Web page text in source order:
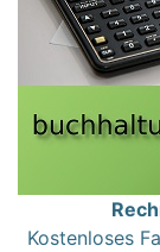
Kostenloses